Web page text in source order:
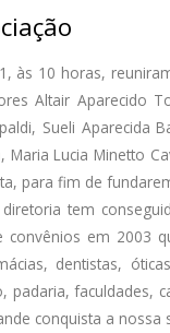
às 10 horas,
Altair Aparecido
Sueli Aparecida
Maria Lucia Minetto
para fim de
tem
convênios em 2003
dentistas,
padaria, faculdades,
conquista a